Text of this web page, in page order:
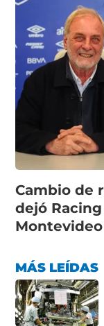
Cambio de
dejó
Montevideo
MÁS LEÍDAS